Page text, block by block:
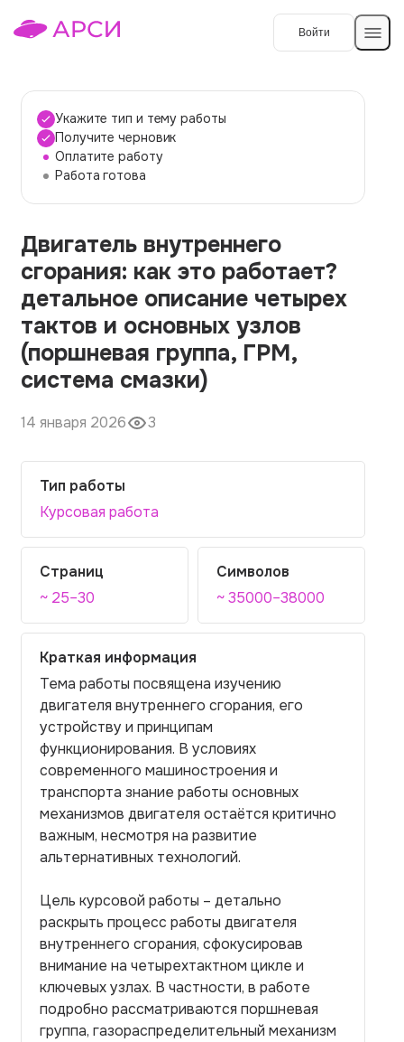
Войти
Темы работ
О сервисе
О компании
Наши гарантии
Порядок оплаты
Вопросы и ответы
Отзывы
Контакты
Укажите тип и тему работы
Получите черновик
Оплатите работу
Работа готова
Двигатель внутреннего
сгорания: как это работает?
детальное описание четырех
тактов и основных узлов
(поршневая группа, ГРМ,
система смазки)
14 января 2026 3
Тип работы
Курсовая работа
Страниц
~ 25–30
Символов
~ 35000–38000
Краткая информация
Тема работы посвящена изучению
двигателя внутреннего сгорания, его
устройству и принципам
функционирования. В условиях
современного машиностроения и
транспорта знание работы основных
механизмов двигателя остаётся критично
важным, несмотря на развитие
альтернативных технологий.
Цель курсовой работы – детально
раскрыть процесс работы двигателя
внутреннего сгорания, сфокусировав
внимание на четырехтактном цикле и
ключевых узлах. В частности, в работе
подробно рассматриваются поршневая
группа, газораспределительный механизм